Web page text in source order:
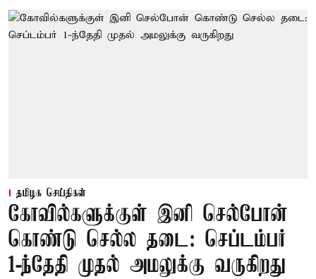
தமிழக செய்திகள்
கோவில்களுக்குள் இனி செல்போன்
கொண்டு செல்ல தடை: செப்டம்பர்
1-ந்தேதி முதல் அமலுக்கு வருகிறது